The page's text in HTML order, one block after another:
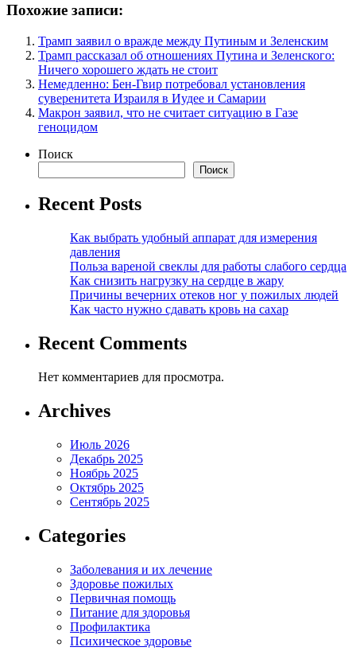
Похожие записи:
Трамп заявил о вражде между Путиным и Зеленским
Трамп рассказал об отношениях Путина и Зеленского:
Ничего хорошего ждать не стоит
Немедленно: Бен-Гвир потребовал установления
суверенитета Израиля в Иудее и Самарии
Макрон заявил, что не считает ситуацию в Газе
геноцидом
Поиск
Поиск
Recent Posts
Как выбрать удобный аппарат для измерения
давления
Польза вареной свеклы для работы слабого сердца
Как снизить нагрузку на сердце в жару
Причины вечерних отеков ног у пожилых людей
Как часто нужно сдавать кровь на сахар
Recent Comments
Нет комментариев для просмотра.
Archives
Июль 2026
Декабрь 2025
Ноябрь 2025
Октябрь 2025
Сентябрь 2025
Categories
Заболевания и их лечение
Здоровье пожилых
Первичная помощь
Питание для здоровья
Профилактика
Психическое здоровье